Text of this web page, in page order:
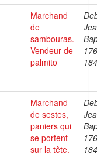
Marchand
de
sambouras.
Vendeur de
palmito
Marchand
de sestes,
paniers qui
se portent
sur la tête.